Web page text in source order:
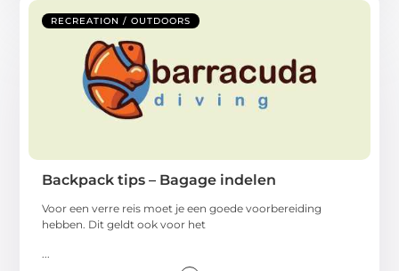
RECREATION / OUTDOORS
Backpack tips – Bagage indelen
Voor een verre reis moet je een goede voorbereiding
hebben. Dit geldt ook voor het